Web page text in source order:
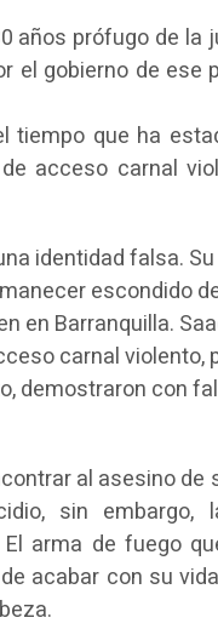
años prófugo de la
el gobierno de ese
tiempo que ha
acceso carnal
identidad falsa.
escondido
en Barranquilla.
carnal violento,
demostraron con
al asesino de
sin embargo,
arma de fuego
acabar con su